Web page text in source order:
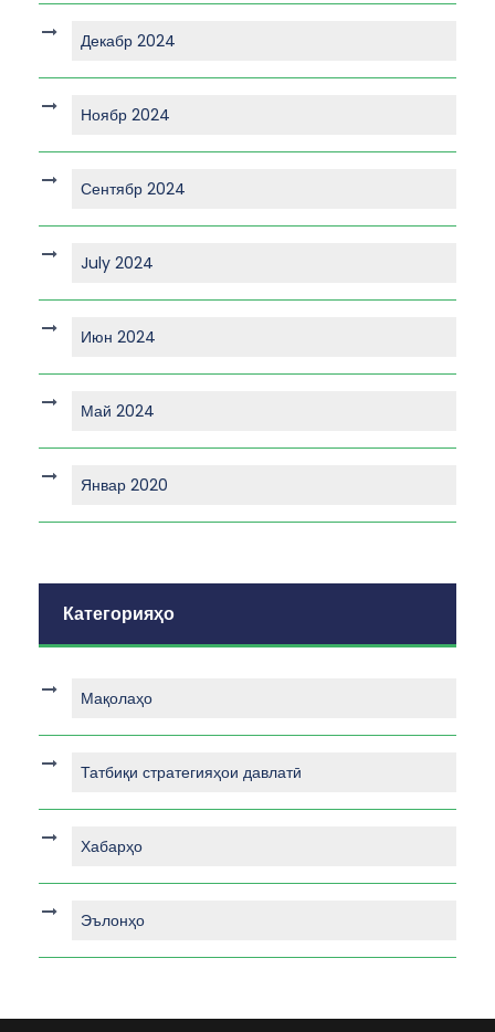
Декабр 2024
Ноябр 2024
Сентябр 2024
July 2024
Июн 2024
Май 2024
Январ 2020
Категорияҳо
Мақолаҳо
Татбиқи стратегияҳои давлатӣ
Хабарҳо
Эълонҳо